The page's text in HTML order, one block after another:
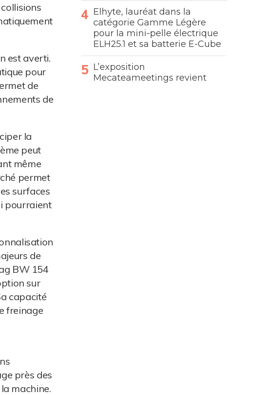
est averti.
pour
de
de
la
peut
même
permet
surfaces
pourraient
de
BW 154
sur
capacité
freinage
près des
machine.
Elhyte, lauréat dans la
catégorie Gamme Légère
pour la mini-pelle électrique
ELH25.1 et sa batterie E-Cube
L’exposition
Mecateameetings revient